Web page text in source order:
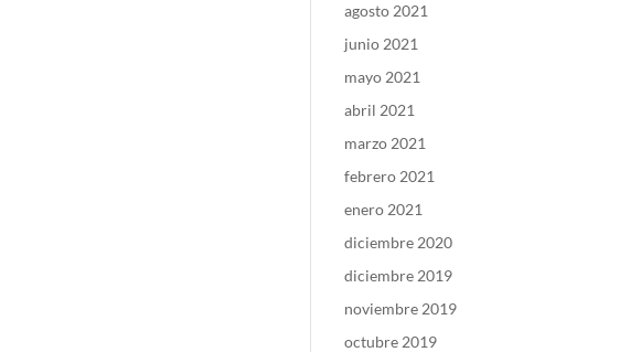
agosto 2021
junio 2021
mayo 2021
abril 2021
marzo 2021
febrero 2021
enero 2021
diciembre 2020
diciembre 2019
noviembre 2019
octubre 2019